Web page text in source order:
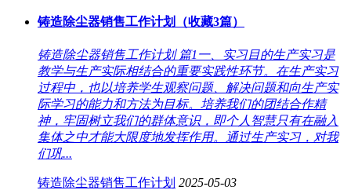
铸造除尘器销售工作计划（收藏3篇）
铸造除尘器销售工作计划 篇1一、实习目的生产实习是
教学与生产实际相结合的重要实践性环节。在生产实习
过程中，也以培养学生观察问题、解决问题和向生产实
际学习的能力和方法为目标。培养我们的团结合作精
神，牢固树立我们的群体意识，即个人智慧只有在融入
集体之中才能大限度地发挥作用。通过生产实习，对我
们巩...
铸造除尘器销售工作计划 2025-05-03